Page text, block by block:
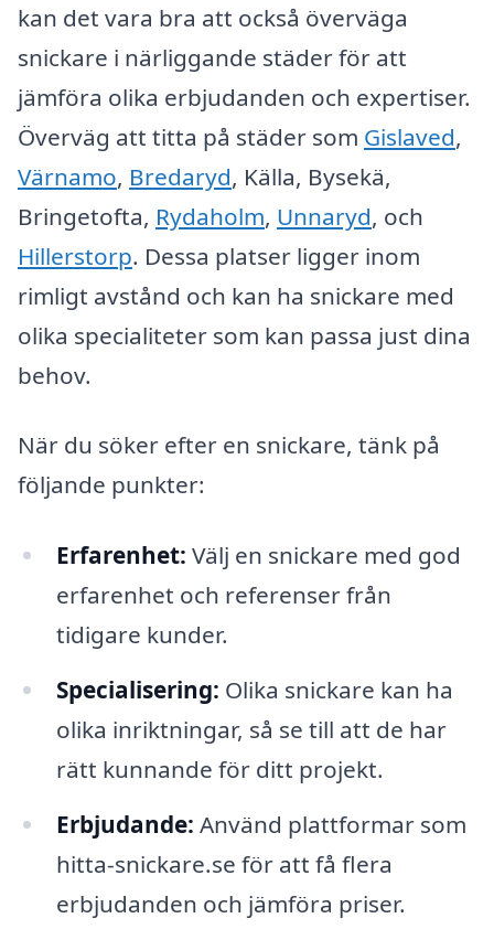
kan det vara bra att också överväga
snickare i närliggande städer för att
jämföra olika erbjudanden och expertiser.
Överväg att titta på städer som Gislaved,
Värnamo, Bredaryd, Källa, Bysekä,
Bringetofta, Rydaholm, Unnaryd, och
Hillerstorp. Dessa platser ligger inom
rimligt avstånd och kan ha snickare med
olika specialiteter som kan passa just dina
behov.
När du söker efter en snickare, tänk på
följande punkter:
Erfarenhet: Välj en snickare med god
erfarenhet och referenser från
tidigare kunder.
Specialisering: Olika snickare kan ha
olika inriktningar, så se till att de har
rätt kunnande för ditt projekt.
Erbjudande: Använd plattformar som
hitta-snickare.se för att få flera
erbjudanden och jämföra priser.